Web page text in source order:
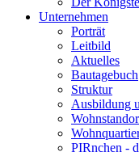
Unternehmen
Porträt
Leitbild
Aktuelles
Bautagebuch
Struktur
Ausbildung
PIRnchen -